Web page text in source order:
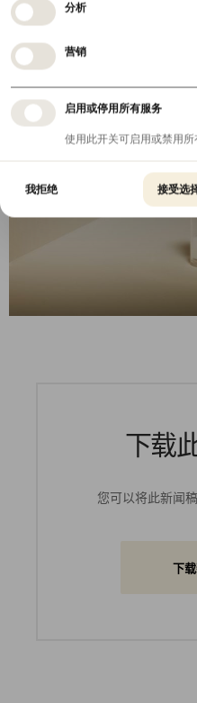
下载
您可以将此新闻
下
分析
营销
启用或停用所有服务
使用此开关可启用或禁用所
我拒绝 接受选